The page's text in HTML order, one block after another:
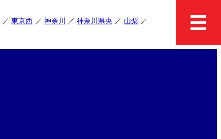
東京西 神奈川 神奈川県央
山梨